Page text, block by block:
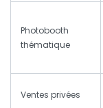
Photobooth
thématique
Ventes privées